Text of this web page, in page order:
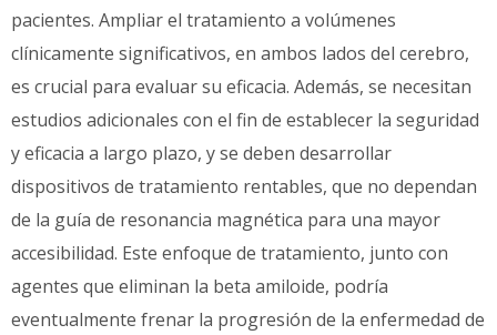
pacientes. Ampliar el tratamiento a volúmenes
clínicamente significativos, en ambos lados del cerebro,
es crucial para evaluar su eficacia. Además, se necesitan
estudios adicionales con el fin de establecer la seguridad
y eficacia a largo plazo, y se deben desarrollar
dispositivos de tratamiento rentables, que no dependan
de la guía de resonancia magnética para una mayor
accesibilidad. Este enfoque de tratamiento, junto con
agentes que eliminan la beta amiloide, podría
eventualmente frenar la progresión de la enfermedad de